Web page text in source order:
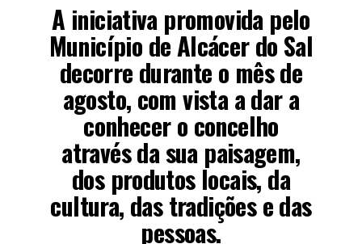
A iniciativa promovida pelo
Município de Alcácer do Sal
decorre durante o mês de
agosto, com vista a dar a
conhecer o concelho
através da sua paisagem,
dos produtos locais, da
cultura, das tradições e das
pessoas.